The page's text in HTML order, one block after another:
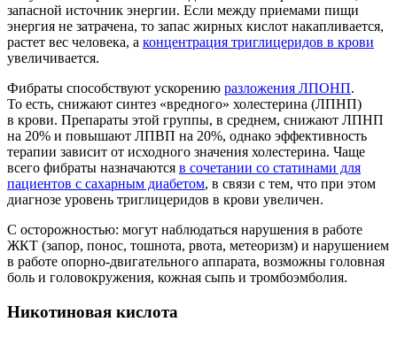
запасной источник энергии. Если между приемами пищи
энергия не затрачена, то запас жирных кислот накапливается,
растет вес человека, а концентрация триглицеридов в крови
увеличивается.
Фибраты способствуют ускорению разложения ЛПОНП.
То есть, снижают синтез «вредного» холестерина (ЛПНП)
в крови. Препараты этой группы, в среднем, снижают ЛПНП
на 20% и повышают ЛПВП на 20%, однако эффективность
терапии зависит от исходного значения холестерина. Чаще
всего фибраты назначаются в сочетании со статинами для
пациентов с сахарным диабетом, в связи с тем, что при этом
диагнозе уровень триглицеридов в крови увеличен.
С осторожностью: могут наблюдаться нарушения в работе
ЖКТ (запор, понос, тошнота, рвота, метеоризм) и нарушением
в работе опорно-двигательного аппарата, возможны головная
боль и головокружения, кожная сыпь и тромбоэмболия.
Никотиновая кислота